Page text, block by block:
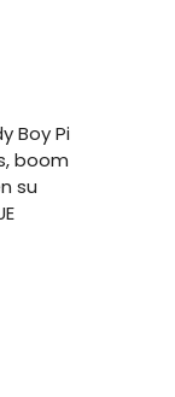
Boy Pi
boom
su